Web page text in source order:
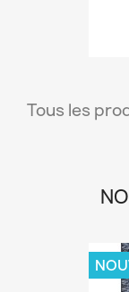
Tous les